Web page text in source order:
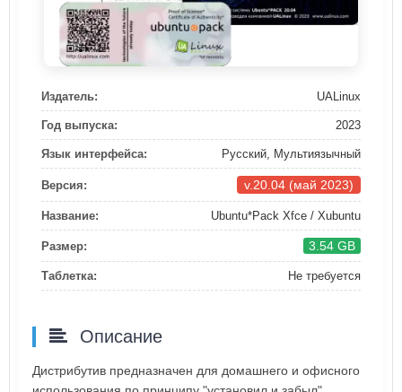
Издатель: UALinux
Год выпуска: 2023
Язык интерфейса: Русский, Мультиязычный
Версия: v.20.04 (май 2023)
Название: Ubuntu*Pack Xfce / Xubuntu
Размер: 3.54 GB
Таблетка: Не требуется
Описание
Дистрибутив предназначен для домашнего и офисного